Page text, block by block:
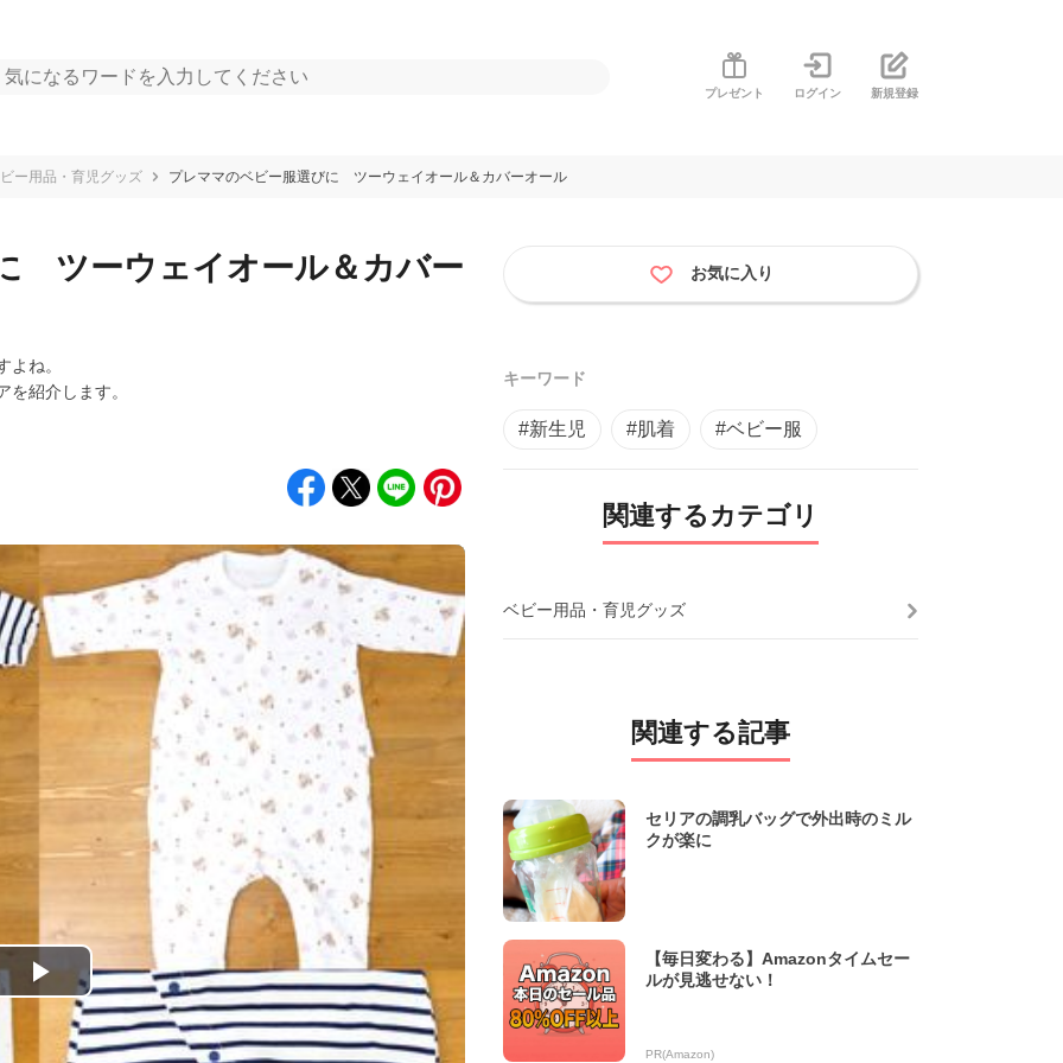
プレゼント ログイン 新規登録
ー用品・育児グッズ プレママのベビー服選びに ツーウェイオール＆カバーオール
ツーウェイオール＆カバー
ね。
紹介します。
P
お気に入り
キーワード
#新生児 #肌着 #ベビー服
関連するカテゴリ
ベビー用品・育児グッズ
関連する記事
セリアの調乳バッグで外出時のミル
クが楽に
【毎日変わる】Amazonタイムセー
ルが見逃せない！
PR(Amazon)